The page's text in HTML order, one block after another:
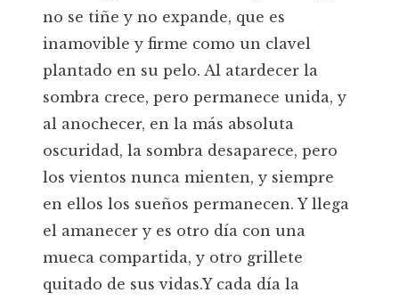
no se tiñe y no expande, que es
inamovible y firme como un clavel
plantado en su pelo. Al atardecer la
sombra crece, pero permanece unida, y
al anochecer, en la más absoluta
oscuridad, la sombra desaparece, pero
los vientos nunca mienten, y siempre
en ellos los sueños permanecen. Y llega
el amanecer y es otro día con una
mueca compartida, y otro grillete
quitado de sus vidas.Y cada día la